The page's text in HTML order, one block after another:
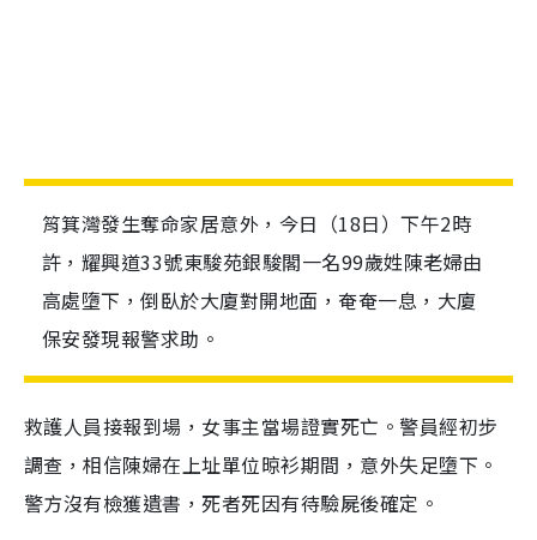
筲箕灣發生奪命家居意外，今日（18日）下午2時
許，耀興道33號東駿苑銀駿閣一名99歲姓陳老婦由
高處墮下，倒臥於大廈對開地面，奄奄一息，大廈
保安發現報警求助。
救護人員接報到場，女事主當場證實死亡。警員經初步
調查，相信陳婦在上址單位晾衫期間，意外失足墮下。
警方沒有檢獲遺書，死者死因有待驗屍後確定。